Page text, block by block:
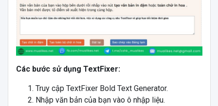
Các bước sử dụng TextFixer:
Truy cập TextFixerBoldTextGenerator.
Nhập văn bản của bạn vào ô nhập liệu.